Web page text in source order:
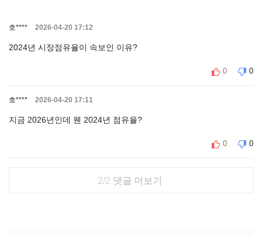
호**** 2026-04-20 17:12
2024년 시장점유율이 속보인 이유?
0 0
호**** 2026-04-20 17:11
지금 2026년인데 웬 2024년 점유율?
0 0
2/2 댓글 더보기